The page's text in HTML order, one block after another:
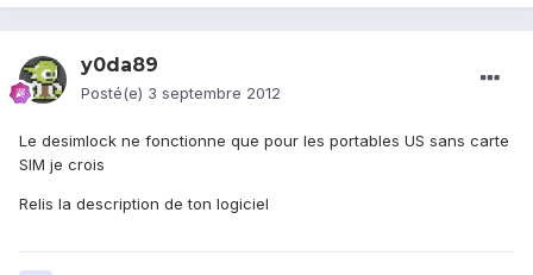
y0da89
Posté(e) 3 septembre 2012
Le desimlock ne fonctionne que pour les portables US sans carte
SIM je crois
Relis la description de ton logiciel